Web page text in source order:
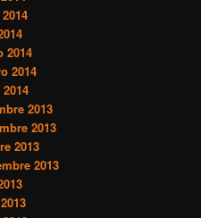
2014
2014
2013
2013
2013
2013